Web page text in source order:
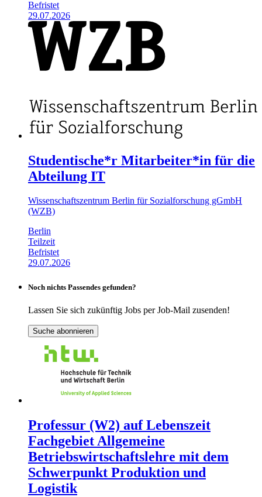
Befristet
29.07.2026
Studentische*r Mitarbeiter*in für die
Abteilung IT
Wissenschaftszentrum Berlin für Sozialforschung gGmbH
(WZB)
Berlin
Teilzeit
Befristet
29.07.2026
Noch nichts Passendes gefunden?
Lassen Sie sich zukünftig Jobs per Job-Mail zusenden!
Suche abonnieren
Professur (W2) auf Lebenszeit
Fachgebiet Allgemeine
Betriebswirtschaftslehre mit dem
Schwerpunkt Produktion und
Logistik